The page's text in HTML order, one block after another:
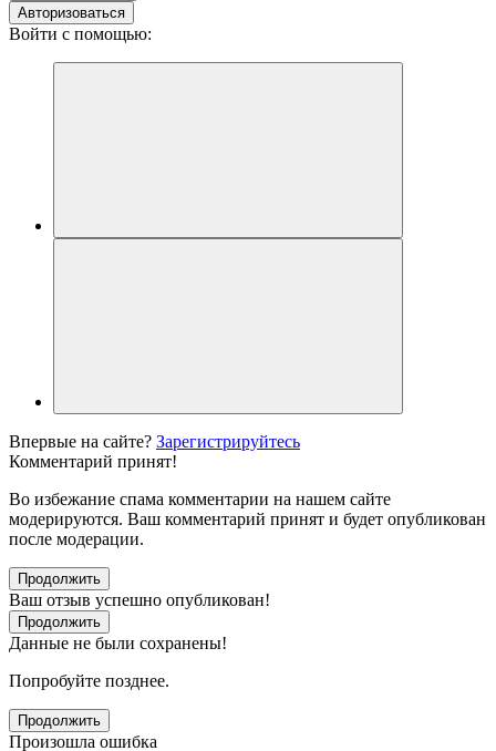
Авторизоваться
Войти с помощью:
Впервые на сайте? Зарегистрируйтесь
Комментарий принят!
Во избежание спама комментарии на нашем сайте
модерируются. Ваш комментарий принят и будет опубликован
после модерации.
Продолжить
Ваш отзыв успешно опубликован!
Продолжить
Данные не были сохранены!
Попробуйте позднее.
Продолжить
Произошла ошибка